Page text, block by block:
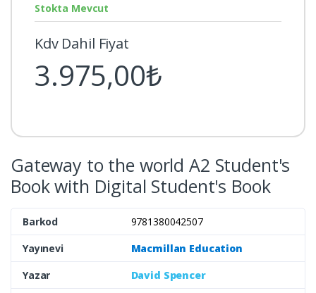
Gateway to the world A2 Student's
Book with Digital Student's Book
Barkod
9781380042507
Yayınevi
Macmillan Education
Yazar
David Spencer
Stokta Mevcut
Kdv Dahil Fiyat
3.975,00₺